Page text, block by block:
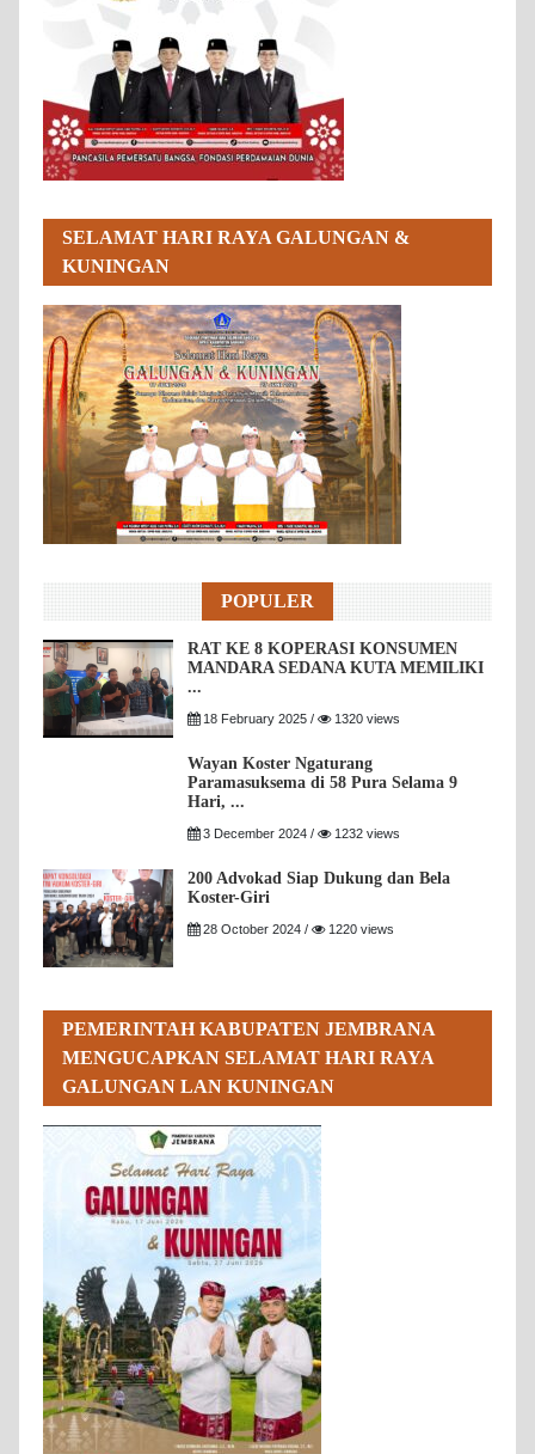
SELAMAT HARI RAYA GALUNGAN &
KUNINGAN
POPULER
RAT KE 8 KOPERASI KONSUMEN
MANDARA SEDANA KUTA MEMILIKI
...
18 February 2025 / 1320 views
Wayan Koster Ngaturang
Paramasuksema di 58 Pura Selama 9
Hari, ...
3 December 2024 / 1232 views
200 Advokad Siap Dukung dan Bela
Koster-Giri
28 October 2024 / 1220 views
PEMERINTAH KABUPATEN JEMBRANA
MENGUCAPKAN SELAMAT HARI RAYA
GALUNGAN LAN KUNINGAN